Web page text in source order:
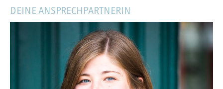
DEINE ANSPRECHPARTNERIN